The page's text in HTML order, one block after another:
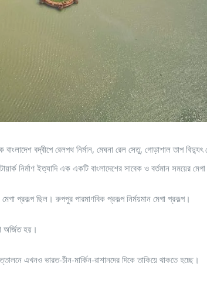
বদ্বীপে রেলপথ নির্মান, মেঘনা রেল সেতু, গোড়াশাল তাপ বিদ্যুৎ
নির্মাণ ইত্যাদি এক একটি বাংলাদেশের সাবেক ও বর্তমান সময়ের
প্রকল্প ছিল। রুপপুর পারমাণবিক প্রকল্প নির্ময়মান মেগা প্রকল্প।
অর্জিত হয়।
এখনও ভারত-চীন-মার্কিন-রাশানদের দিকে তাকিয়ে থাকতে হচ্ছে।